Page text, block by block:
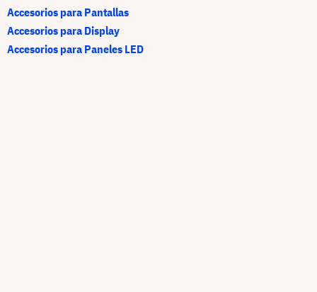
Accesorios para Pantallas
Accesorios para Display
Accesorios para Paneles LED